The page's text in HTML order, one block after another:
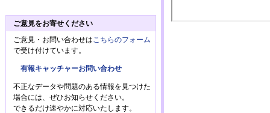
ご意見をお寄せください
ご意見・お問い合わせは こちらのフォーム
で受け付けています。
有報キャッチャーお問い合わせ
不正なデータや問題のある情報を見つけた
場合には、ぜひお知らせください。
できるだけ速やかに対応いたします。